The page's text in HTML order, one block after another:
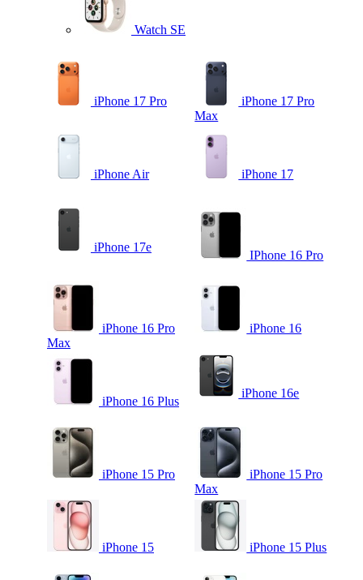
Watch SE
iPhone 17 Pro
iPhone 17 Pro
Max
iPhone Air iPhone 17
iPhone 17e
IPhone 16 Pro
iPhone 16 Pro
Max
iPhone 16
iPhone 16 Plus
iPhone 16e
iPhone 15 Pro
iPhone 15 Pro
Max
iPhone 15 iPhone 15 Plus